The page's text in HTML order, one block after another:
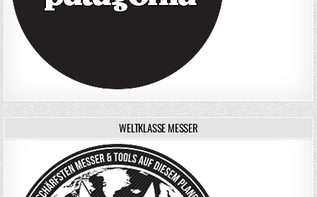
WELTKLASSE MESSER